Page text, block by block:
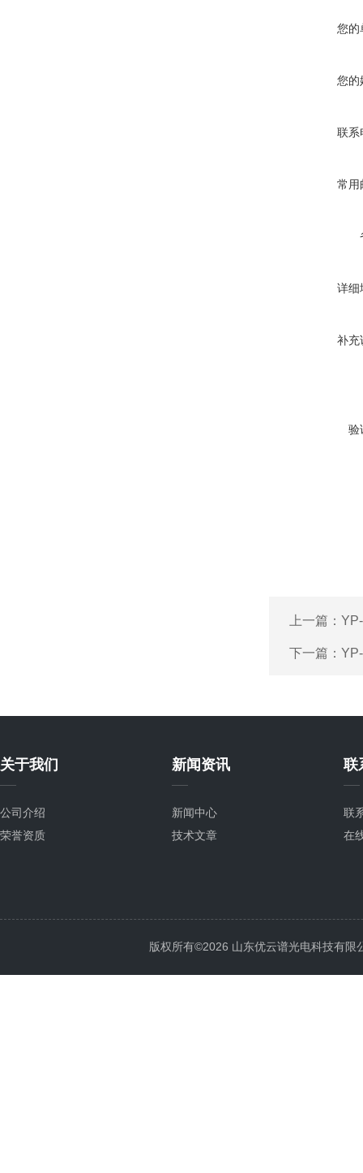
您的
您的
联系
常用
详细
补充
验
上一篇：
下一篇：
关于我们
公司介绍
荣誉资质
新闻资讯
新闻中心
技术文章
联
联
在
版权所有©2026 山东优云谱光电科技有